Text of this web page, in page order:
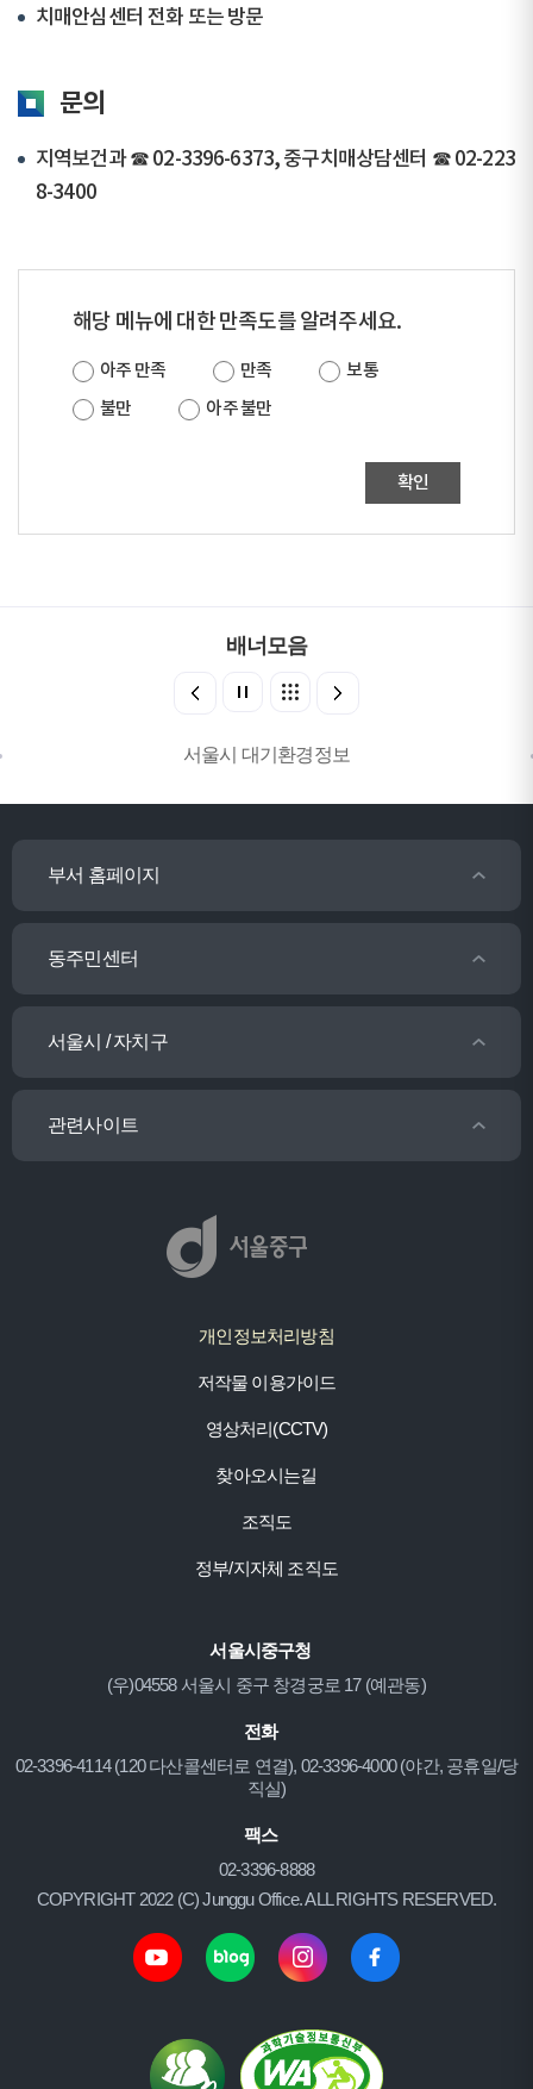
치매안심센터 전화 또는 방문
문의
지역보건과 ☎ 02-3396-6373, 중구치매상담센터 ☎ 02-223
8-3400
해당 메뉴에 대한 만족도를 알려주세요.
아주 만족 만족
보통
불만
아주 불만
확인
배너모음
서울시 대기환경정보
부서 홈페이지
동주민센터
서울시 / 자치구
관련사이트
개인정보처리방침
저작물 이용가이드
영상처리(CCTV)
찾아오시는길
조직도
정부/지자체 조직도
서울시중구청
(우)04558 서울시 중구 창경궁로 17 (예관동)
전화
02-3396-4114 (120 다산콜센터로 연결), 02-3396-4000 (야간, 공휴일/당
직실)
팩스
02-3396-8888
COPYRIGHT 2022 (C) Junggu Office. ALL RIGHTS RESERVED.